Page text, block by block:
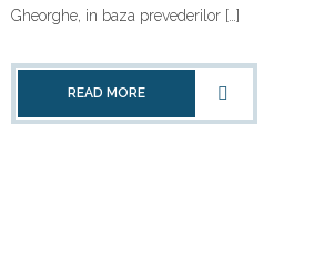
Gheorghe, in baza prevederilor […]
READ MORE